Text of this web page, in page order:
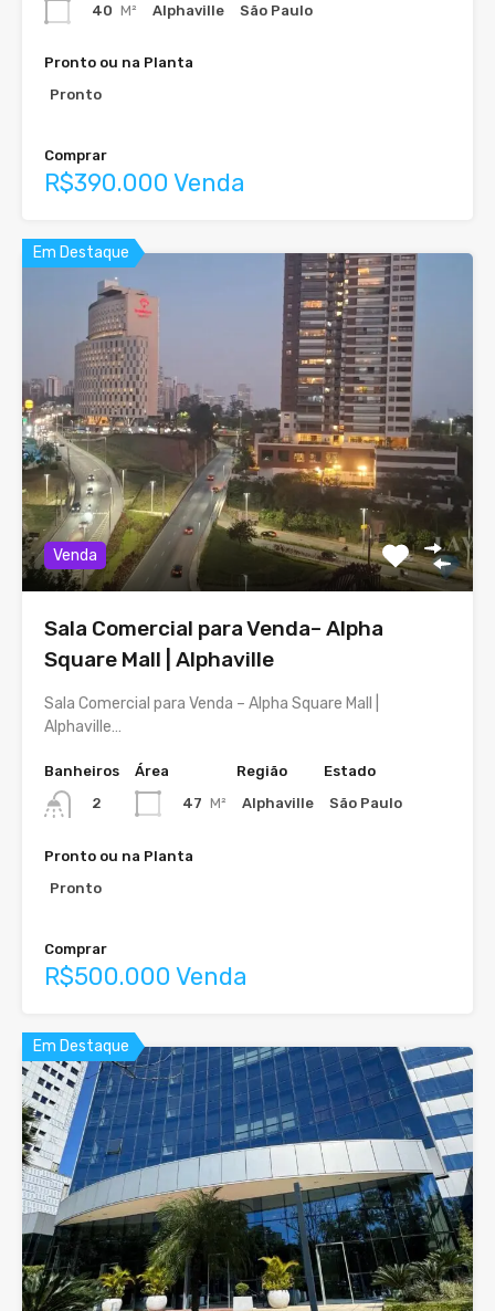
40 M²
Alphaville
São Paulo
Pronto ou na Planta
Pronto
Comprar
R$390.000 Venda
Em Destaque
Venda
Sala Comercial para Venda– Alpha
Square Mall | Alphaville
Sala Comercial para Venda – Alpha Square Mall |
Alphaville…
Banheiros
2
Área
47 M²
Região
Alphaville
Estado
São Paulo
Pronto ou na Planta
Pronto
Comprar
R$500.000 Venda
Em Destaque